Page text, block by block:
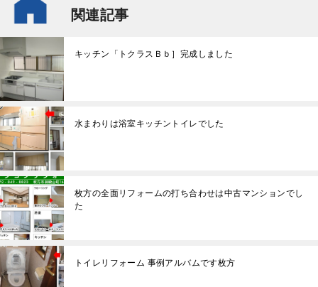
関連記事
キッチン「トクラスＢｂ］完成しました
水まわりは浴室キッチントイレでした
枚方の全面リフォームの打ち合わせは中古マンションでし
た
トイレリフォーム 事例アルバムです枚方